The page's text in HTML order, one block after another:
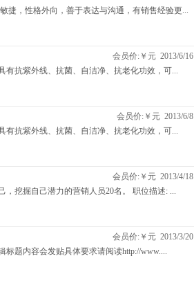
捷，性格外向，善于表达与沟通，有销售经验更...
会员价:￥元 2013/6/16
抗紫外线、抗菌、自洁净、抗老化功效，可...
会员价:￥元 2013/6/8
抗紫外线、抗菌、自洁净、抗老化功效，可...
会员价:￥元 2013/4/18
挖掘自己潜力的营销人员20名。 职位描述: ...
会员价:￥元 2013/3/20
题内容会发贴具体要求请阅读http://www....